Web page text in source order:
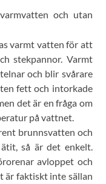
och utan
varmt vatten för att
stekpannor. Varmt
och blir svårare
fett och intorkade
det är en fråga om
på vattnet.
brunnsvatten och
så är det enkelt.
avloppet och
är faktiskt inte sällan